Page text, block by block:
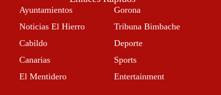
Ayuntamientos
Noticias El Hierro
Cabildo
Canarias
El Mentidero
Gorona
Tribuna Bimbache
Deporte
Sports
Entertainment